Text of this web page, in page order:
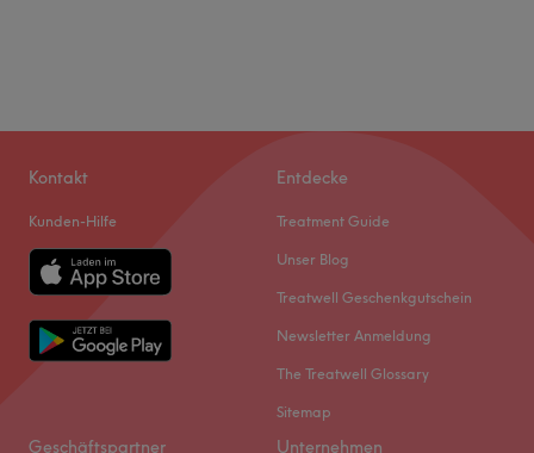
Kontakt
Kunden-Hilfe
Entdecke
Treatment Guide
Unser Blog
Treatwell Geschenkgutschein
Newsletter Anmeldung
The Treatwell Glossary
Sitemap
Geschäftspartner Unternehmen